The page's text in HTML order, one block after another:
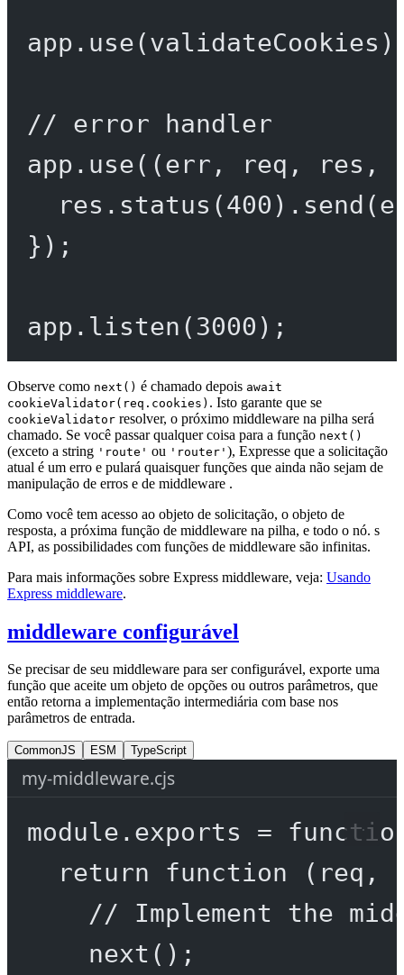
app. use
// error handler
app. use((err , req , res ,
res. status (400 ). send
});
app. listen (3000 );
Observe como next() é chamado depois await
cookieValidator(req.cookies) . Isto garante que se
cookieValidator resolver, o próximo middleware na pilha será
chamado. Se você passar qualquer coisa para a função next()
(exceto a string 'route' ou 'router' ), Expresse que a solicitação
atual é um erro e pulará quaisquer funções que ainda não sejam de
manipulação de erros e de middleware .
Como você tem acesso ao objeto de solicitação, o objeto de
resposta, a próxima função de middleware na pilha, e todo o nó. s
API, as possibilidades com funções de middleware são infinitas.
Para mais informações sobre Express middleware, veja: Usando
Express middleware.
middleware configurável
Se precisar de seu middleware para ser configurável, exporte uma
função que aceite um objeto de opções ou outros parâmetros, que
então retorna a implementação intermediária com base nos
parâmetros de entrada.
CommonJS ESM TypeScript
my-middleware.cjs
module . exports =
return
function ( req ,
// Implement the
next ();